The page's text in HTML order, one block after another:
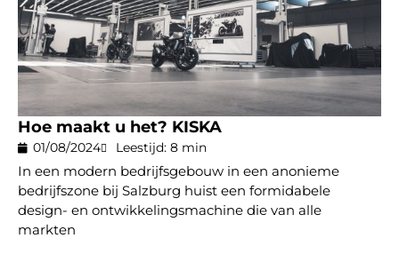
Hoe maakt u het? KISKA
01/08/2024 Leestijd: 8 min
In een modern bedrijfsgebouw in een anonieme
bedrijfszone bij Salzburg huist een formidabele
design- en ontwikkelingsmachine die van alle
markten